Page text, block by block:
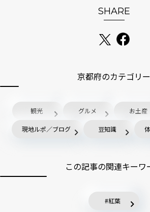
SHARE
京都府のカテゴリー
観光 グルメ お土産
現地ルポ／ブログ 豆知識
この記事の関連キーワ
紅葉